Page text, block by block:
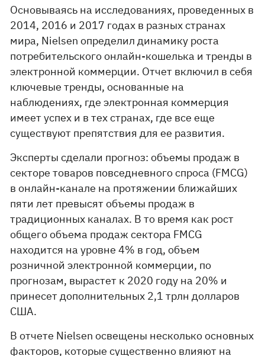
Основываясь на исследованиях, проведенных в
2014, 2016 и 2017 годах в разных странах
мира, Nielsen определил динамику роста
потребительского онлайн-кошелька и тренды в
электронной коммерции. Отчет включил в себя
ключевые тренды, основанные на
наблюдениях, где электронная коммерция
имеет успех и в тех странах, где все еще
существуют препятствия для ее развития.
Эксперты сделали прогноз: объемы продаж в
секторе товаров повседневного спроса (FMCG)
в онлайн-канале на протяжении ближайших
пяти лет превысят объемы продаж в
традиционных каналах. В то время как рост
общего объема продаж сектора FMCG
находится на уровне 4% в год, объем
розничной электронной коммерции, по
прогнозам, вырастет к 2020 году на 20% и
принесет дополнительных 2,1 трлн долларов
США.
В отчете Nielsen освещены несколько основных
факторов, которые существенно влияют на